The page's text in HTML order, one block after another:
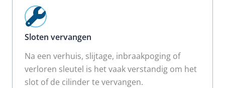
Sloten vervangen
Na een verhuis, slijtage, inbraakpoging of
verloren sleutel is het vaak verstandig om het
slot of de cilinder te vervangen.